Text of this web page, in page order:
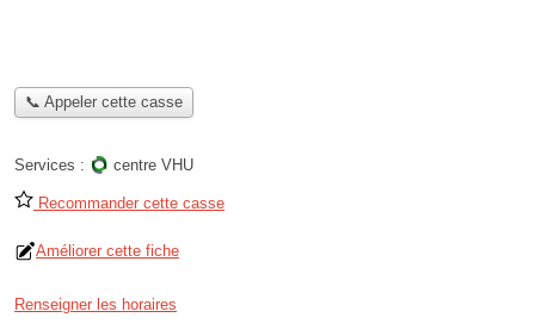
📞 Appeler cette casse
Services : centre VHU
Recommander cette casse
Améliorer cette fiche
Renseigner les horaires